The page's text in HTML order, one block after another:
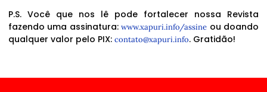
P.S. Você que nos lê pode fortalecer nossa Revista
fazendo uma assinatura:www.xapuri.info/assine ou doando
qualquer valor pelo PIX: contato@xapuri.info. Gratidão!